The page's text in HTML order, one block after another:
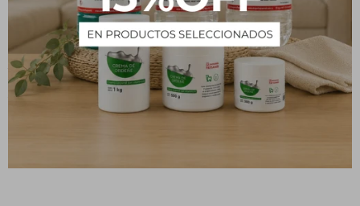
Recomendaciones de uso
1 cápsula < 5kg
2 cápsulas 5-7kg